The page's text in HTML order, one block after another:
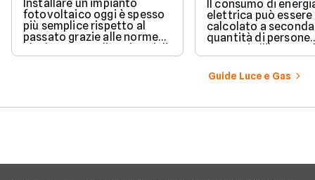
Installare un impianto
fotovoltaico oggi è spesso
più semplice rispetto al
passato grazie alle norme
che hanno ampliato i casi di
edilizia libera.
Il consumo di
elettrica può essere
calcolato a
quantità di persone
presenti all'interno
determinato
numerosi i fattori
influenzano questo
considerazione per
Guide Luce e Gas